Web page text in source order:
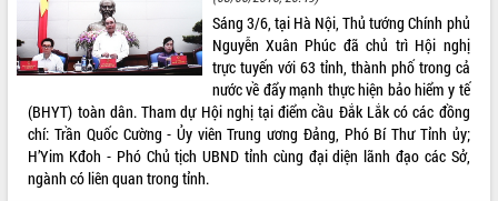
mạng Việt Nam
Đắk Lắk sơ kết 4 năm triển khai thực
hiện Đề án 06 của Chính phủ
Họp báo thông tin về Hội nghị Công bố
Quy hoạch và Xúc tiến đầu tư tỉnh Đắk
Lắk
Khơi thông điểm nghẽn, đẩy nhanh
giải ngân vốn khắc phục thiên tai
Sáng 3/6, tại Hà Nội, Thủ tướng Chính phủ
Nguyễn Xuân Phúc đã chủ trì Hội nghị
trực tuyến với 63 tỉnh, thành phố trong cả
nước về đẩy mạnh thực hiện bảo hiểm y tế
(BHYT) toàn dân. Tham dự Hội nghị tại điểm cầu Đắk Lắk có các đồng
chí: Trần Quốc Cường - Ủy viên Trung ương Đảng, Phó Bí Thư Tỉnh ủy;
H’Yim Kđoh - Phó Chủ tịch UBND tỉnh cùng đại diện lãnh đạo các Sở,
ngành có liên quan trong tỉnh.